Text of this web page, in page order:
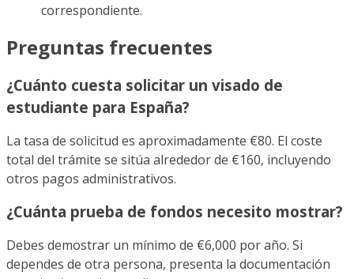
correspondiente.
Preguntas frecuentes
¿Cuánto cuesta solicitar un visado de
estudiante para España?
La tasa de solicitud es aproximadamente €80. El coste
total del trámite se sitúa alrededor de €160, incluyendo
otros pagos administrativos.
¿Cuánta prueba de fondos necesito mostrar?
Debes demostrar un mínimo de €6,000 por año. Si
dependes de otra persona, presenta la documentación